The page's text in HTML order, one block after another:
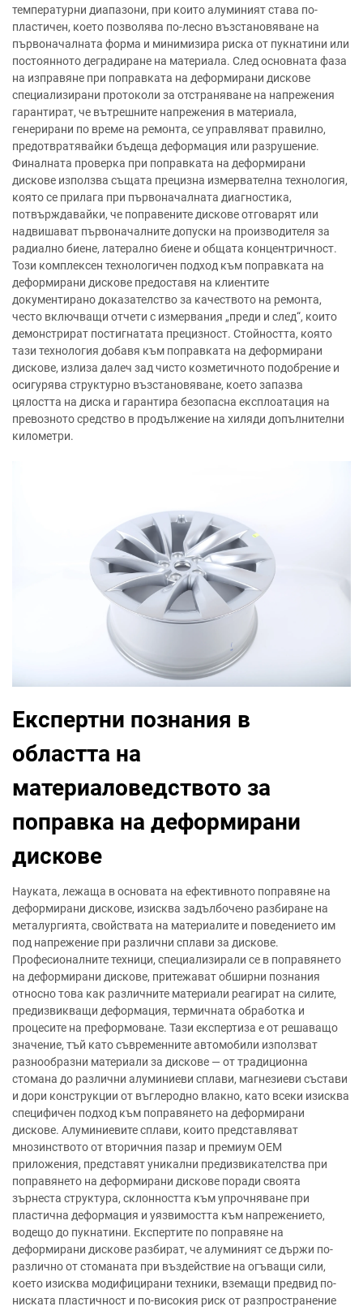
температурни диапазони, при които алуминият става по-
пластичен, което позволява по-лесно възстановяване на
първоначалната форма и минимизира риска от пукнатини или
постоянното деградиране на материала. След основната фаза
на изправяне при поправката на деформирани дискове
специализирани протоколи за отстраняване на напрежения
гарантират, че вътрешните напрежения в материала,
генерирани по време на ремонта, се управляват правилно,
предотвратявайки бъдеща деформация или разрушение.
Финалната проверка при поправката на деформирани
дискове използва същата прецизна измервателна технология,
която се прилага при първоначалната диагностика,
потвърждавайки, че поправените дискове отговарят или
надвишават първоначалните допуски на производителя за
радиално биене, латерално биене и общата концентричност.
Този комплексен технологичен подход към поправката на
деформирани дискове предоставя на клиентите
документирано доказателство за качеството на ремонта,
често включващи отчети с измервания „преди и след“, които
демонстрират постигнатата прецизност. Стойността, която
тази технология добавя към поправката на деформирани
дискове, излиза далеч зад чисто козметичното подобрение и
осигурява структурно възстановяване, което запазва
цялостта на диска и гарантира безопасна експлоатация на
превозното средство в продължение на хиляди допълнителни
километри.
Експертни познания в
областта на
материаловедството за
поправка на деформирани
дискове
Науката, лежаща в основата на ефективното поправяне на
деформирани дискове, изисква задълбочено разбиране на
металургията, свойствата на материалите и поведението им
под напрежение при различни сплави за дискове.
Професионалните техници, специализирали се в поправянето
на деформирани дискове, притежават обширни познания
относно това как различните материали реагират на силите,
предизвикващи деформация, термичната обработка и
процесите на преформоване. Тази експертиза е от решаващо
значение, тъй като съвременните автомобили използват
разнообразни материали за дискове — от традиционна
стомана до различни алуминиеви сплави, магнезиеви състави
и дори конструкции от въглеродно влакно, като всеки изисква
специфичен подход към поправянето на деформирани
дискове. Алуминиевите сплави, които представляват
мнозинството от вторичния пазар и премиум OEM
приложения, представят уникални предизвикателства при
поправянето на деформирани дискове поради своята
зърнеста структура, склонността към упрочняване при
пластична деформация и уязвимостта към напрежението,
водещо до пукнатини. Експертите по поправяне на
деформирани дискове разбират, че алуминият се държи по-
различно от стоманата при въздействие на огъващи сили,
което изисква модифицирани техники, вземащи предвид по-
ниската пластичност и по-високия риск от разпространение